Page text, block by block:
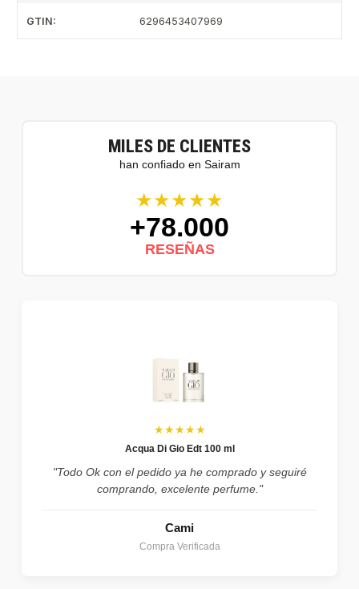
GTIN: 6296453407969
MILES DE CLIENTES
han confiado en Sairam
★★★★★
+78.000
RESEÑAS
★★★★★
Acqua Di Gio Edt 100 ml
"Todo Ok con el pedido ya he comprado y seguiré
comprando, excelente perfume."
Cami
Compra Verificada